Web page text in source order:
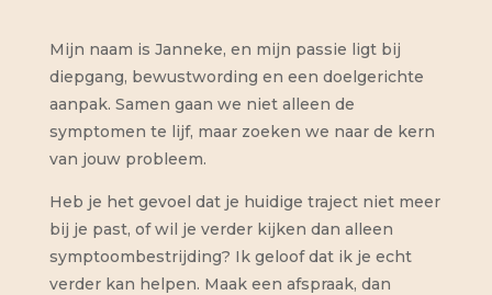
Mijn naam is Janneke, en mijn passie ligt bij
diepgang, bewustwording en een doelgerichte
aanpak. Samen gaan we niet alleen de
symptomen te lijf, maar zoeken we naar de kern
van jouw probleem.
Heb je het gevoel dat je huidige traject niet meer
bij je past, of wil je verder kijken dan alleen
symptoombestrijding? Ik geloof dat ik je echt
verder kan helpen. Maak een afspraak, dan